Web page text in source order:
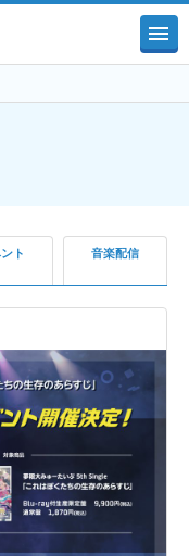
ト 音楽配信